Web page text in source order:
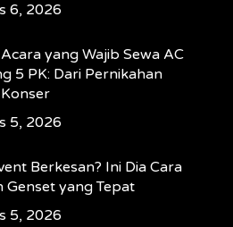
6, 2026
yang Wajib Sewa AC
5 PK: Dari Pernikahan
5, 2026
Berkesan? Ini Dia Cara
Genset yang Tepat
5, 2026